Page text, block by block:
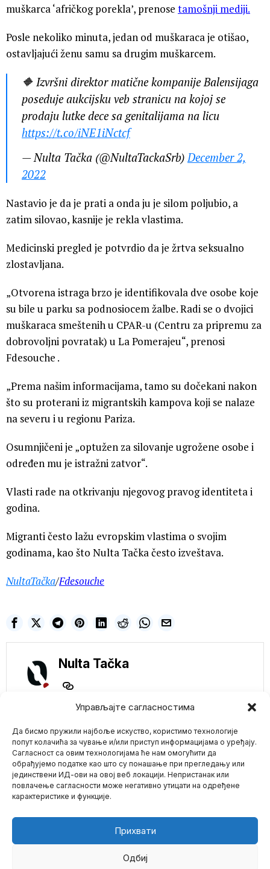
Управљајте сагласностима
Да бисмо пружили најбоље искуство, користимо технологије
попут колачића за чување и/или приступ информацијама о уређају.
Сагласност са овим технологијама ће нам омогућити да
обрађујемо податке као што су понашање при прегледању или
јединствени ИД-ови на овој веб локацији. Непристанак или
повлачење сагласности може негативно утицати на одређене
карактеристике и функције.
Прихвати
Одбиј
muškarca ‘afričkog porekla’, prenose tamošnji mediji.
Posle nekoliko minuta, jedan od muškaraca je otišao,
ostavljajući ženu samu sa drugim muškarcem.
🔶 Izvršni direktor matične kompanije Balensijaga
poseduje aukcijsku veb stranicu na kojoj se
prodaju lutke dece sa genitalijama na licu
https://t.co/iNE1iNctcf
— Nulta Tačka (@NultaTackaSrb)December 2,
2022
Nastavio je da je prati a onda ju je silom poljubio, a
zatim silovao, kasnije je rekla vlastima.
Medicinski pregled je potvrdio da je žrtva seksualno
zlostavljana.
„Otvorena istraga brzo je identifikovala dve osobe koje
su bile u parku sa podnosiocem žalbe. Radi se o dvojici
muškaraca smeštenih u CPAR-u (Centru za pripremu za
dobrovoljni povratak) u La Pomerajeu“, prenosi
Fdesouche .
„Prema našim informacijama, tamo su dočekani nakon
što su proterani iz migrantskih kampova koji se nalaze
na severu i u regionu Pariza.
Osumnjičeni je „optužen za silovanje ugrožene osobe i
određen mu je istražni zatvor“.
Vlasti rade na otkrivanju njegovog pravog identiteta i
godina.
Migranti često lažu evropskim vlastima o svojim
godinama, kao što Nulta Tačka često izveštava.
NultaTačka/Fdesouche
Nulta Tačka
Mario zna Youtube
NE PROPUSTITE
ILON MASK:
„CIVILIZACIJA ĆE SE
SRUŠITI“
Čak i milijarderi poput
da je
Francuska je od
početka rata obučila
10.000 ukrajinskih